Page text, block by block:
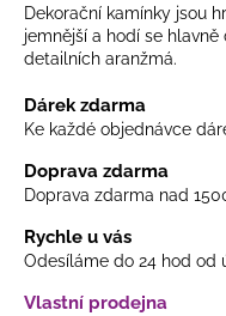
Dekorační kamínky jsou
jemnější a hodí se
detailních aranžmá.
Dárek zdarma
Ke každé objednávce
Doprava zdarma
Doprava zdarma nad
Rychle u vás
Odesíláme do 24 hod od
Vlastní prodejna